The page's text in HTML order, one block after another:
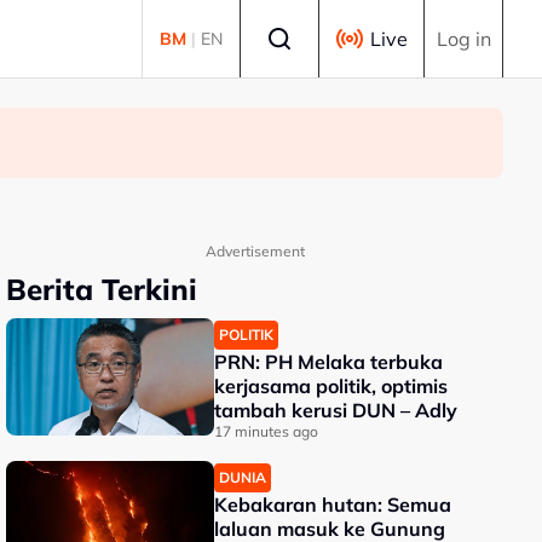
BM | EN Live Log in
Advertisement
Berita Terkini
POLITIK
PRN: PH Melaka terbuka
kerjasama politik, optimis
tambah kerusi DUN – Adly
17 minutes ago
DUNIA
Kebakaran hutan: Semua
laluan masuk ke Gunung